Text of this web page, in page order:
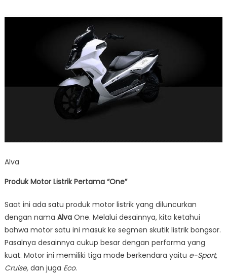
Alva
Produk Motor Listrik Pertama “One”
Saat ini ada satu produk motor listrik yang diluncurkan
dengan nama Alva One. Melalui desainnya, kita ketahui
bahwa motor satu ini masuk ke segmen skutik listrik bongsor.
Pasalnya desainnya cukup besar dengan performa yang
kuat. Motor ini memiliki tiga mode berkendara yaitu e-Sport,
Cruise, dan juga Eco.